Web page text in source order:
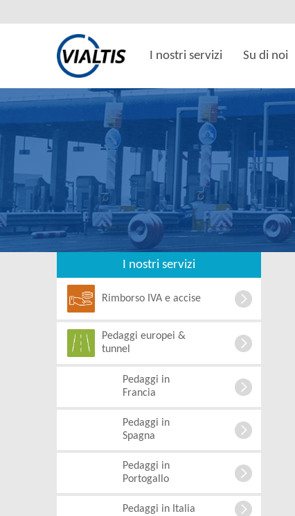
I nostri servizi Su di noi
I nostri servizi
Rimborso IVA e accise
Pedaggi europei &
tunnel
Pedaggi in
Francia
Pedaggi in
Spagna
Pedaggi in
Portogallo
Pedaggi in Italia